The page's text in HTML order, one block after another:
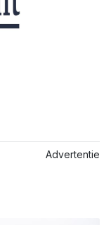
Advertentie